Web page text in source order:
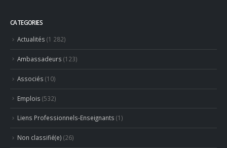
CATEGORIES
Actualités (1 282)
Ambassadeurs (123)
Associés (10)
Emplois (532)
Liens Professionnels-Enseignants (1)
Non classifié(e) (26)